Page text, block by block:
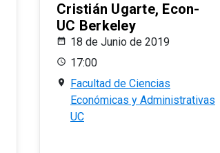
Cristián Ugarte, Econ-
UC Berkeley
18 de Junio de 2019
17:00
Facultad de Ciencias
Económicas y Administrativas
UC